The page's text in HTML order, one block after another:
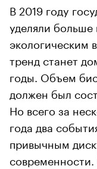
В 2019 году
уделяли
экологическим
тренд станет
годы. Объем
должен был
Но всего за
года два
привычным
современности.